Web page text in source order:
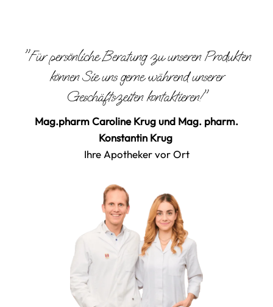
"Für persönliche Beratung zu unseren Produkten
können Sie uns gerne während unserer
Geschäftszeiten kontaktieren!"
Mag.pharm Caroline Krug und Mag. pharm.
Konstantin Krug
Ihre Apotheker vor Ort